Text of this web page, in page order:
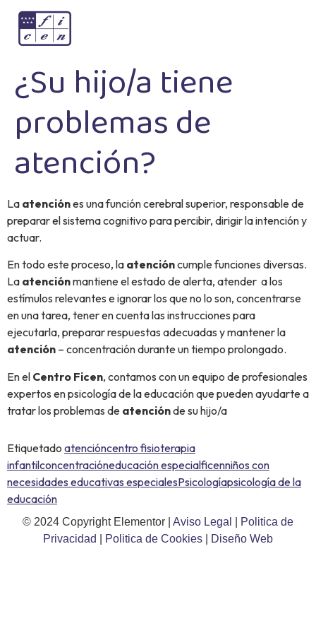
¿Su hijo/a tiene
problemas de
atención?
La atenciónes una función cerebral superior, responsable de
preparar el sistema cognitivo para percibir, dirigir la intención y
actuar.
En todo este proceso, la atencióncumple funciones diversas.
La atenciónmantiene el estado de alerta, atender a los
estímulos relevantes e ignorar los que no lo son, concentrarse
en una tarea, tener en cuenta las instrucciones para
ejecutarla, preparar respuestas adecuadas y mantener la
atención – concentración durante un tiempo prolongado.
En el Centro Ficen, contamos con un equipo de profesionales
expertos en psicología de la educación que pueden ayudarte a
tratar los problemas de atenciónde su hijo/a
Etiquetado atencióncentro fisioterapia
infantilconcentracióneducación especialficenniños con
necesidades educativas especialesPsicologíapsicología de la
educación
© 2024 Copyright Elementor | Aviso Legal
Politica de
Privacidad
Politica de Cookies Diseño Web